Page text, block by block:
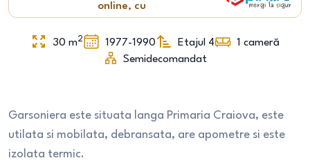
online, cu
30 m2 1977-1990 Etajul 4 1 cameră
Semidecomandat
Garsoniera este situata langa Primaria Craiova, este
utilata si mobilata, debransata, are apometre si este
izolata termic.